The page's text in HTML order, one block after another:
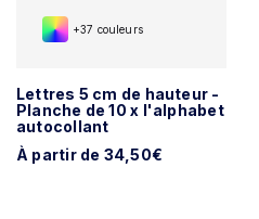
+37 couleurs
Lettres 5 cm de hauteur -
Planche de 10 x l'alphabet
autocollant
À partir de 34,50€